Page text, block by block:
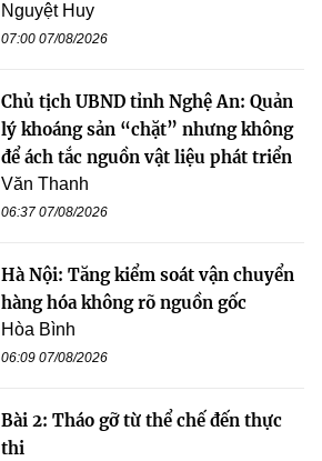
Nguyệt Huy
07:00 07/08/2026
Chủ tịch UBND tỉnh Nghệ An: Quản
lý khoáng sản “chặt” nhưng không
để ách tắc nguồn vật liệu phát triển
Văn Thanh
06:37 07/08/2026
Hà Nội: Tăng kiểm soát vận chuyển
hàng hóa không rõ nguồn gốc
Hòa Bình
06:09 07/08/2026
Bài 2: Tháo gỡ từ thể chế đến thực
thi